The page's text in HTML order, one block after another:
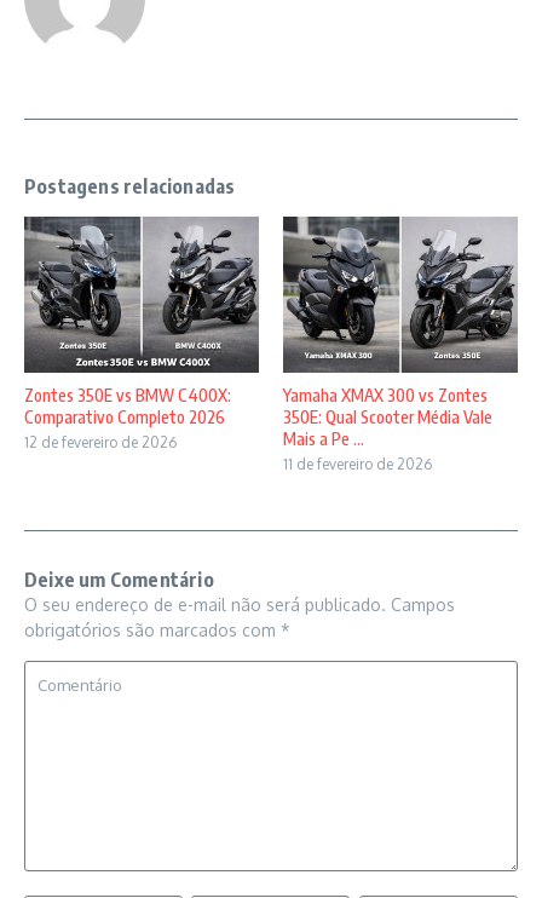
Postagens relacionadas
Zontes 350E vs BMW C400X:
Comparativo Completo 2026
12 de fevereiro de 2026
Yamaha XMAX 300 vs Zontes
350E: Qual Scooter Média Vale
Mais a Pe ...
11 de fevereiro de 2026
Deixe um Comentário
O seu endereço de e-mail não será publicado. Campos
obrigatórios são marcados com *